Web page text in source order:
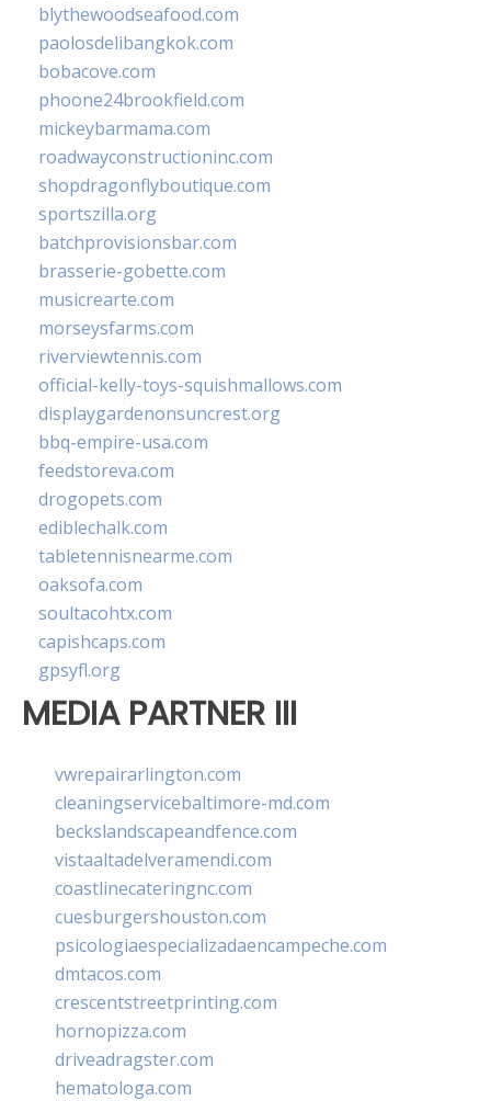
blythewoodseafood.com
paolosdelibangkok.com
bobacove.com
phoone24brookfield.com
mickeybarmama.com
roadwayconstructioninc.com
shopdragonflyboutique.com
sportszilla.org
batchprovisionsbar.com
brasserie-gobette.com
musicrearte.com
morseysfarms.com
riverviewtennis.com
official-kelly-toys-squishmallows.com
displaygardenonsuncrest.org
bbq-empire-usa.com
feedstoreva.com
drogopets.com
ediblechalk.com
tabletennisnearme.com
oaksofa.com
soultacohtx.com
capishcaps.com
gpsyfl.org
MEDIA PARTNER III
vwrepairarlington.com
cleaningservicebaltimore-md.com
beckslandscapeandfence.com
vistaaltadelveramendi.com
coastlinecateringnc.com
cuesburgershouston.com
psicologiaespecializadaencampeche.com
dmtacos.com
crescentstreetprinting.com
hornopizza.com
driveadragster.com
hematologa.com